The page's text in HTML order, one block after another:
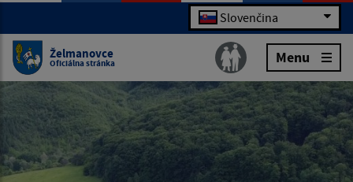
Slovenčina
Želmanovce
Oficiálna stránka Menu